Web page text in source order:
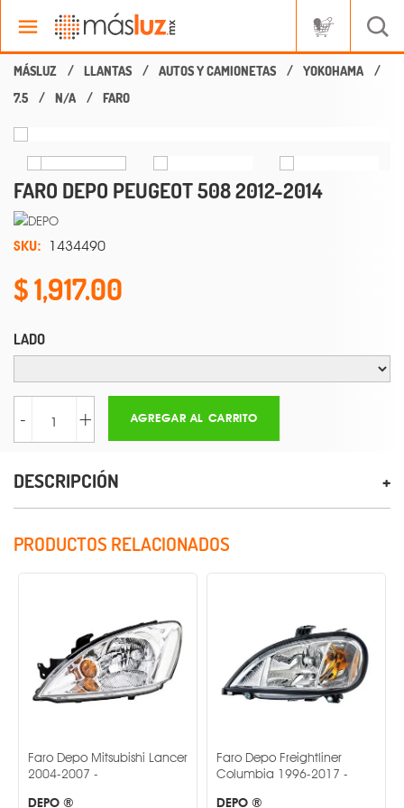
LLANTAS AUTOS Y CAMIONETAS
YOKOHAMA
7.5
N/A FARO
FARO DEPO PEUGEOT 508 2012-2014
SKU: 1434490
1,917.00
LADO
- + AGREGAR AL CARRITO
DESCRIPCIÓN
PRODUCTOS RELACIONADOS
Mitsubishi Lancer
-
Faro Depo Freightliner
Columbia 1996-2017 -
Faro Depo
Columbia